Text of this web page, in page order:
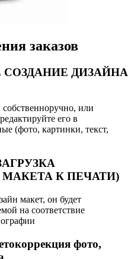
заказов
ДИЗАЙНА
или
его в
(фото, картинки, текст,
К ПЕЧАТИ)
макет, он будет
на соответствие
фото,